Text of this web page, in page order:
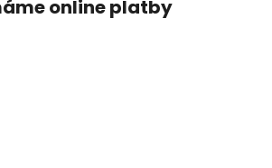
online platby